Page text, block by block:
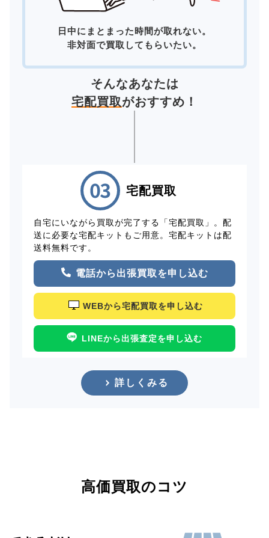
日中にまとまった時間が取れない。
非対面で買取してもらいたい。
そんなあなたは
宅配買取がおすすめ！
宅配買取
自宅にいながら買取が完了する「宅配買取」。配
送に必要な宅配キットもご用意。宅配キットは配
送料無料です。
電話から出張買取を申し込む
WEBから宅配買取を申し込む
LINEから出張査定を申し込む
詳しくみる
高価買取のコツ